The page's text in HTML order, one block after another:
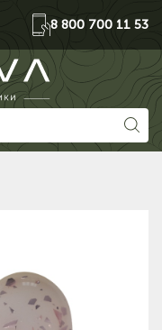
8 800 700 11 53